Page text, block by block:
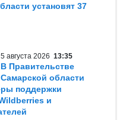
установят 37
5 августа 2026 13:35
В Правительстве
Самарской области
поддержки
и